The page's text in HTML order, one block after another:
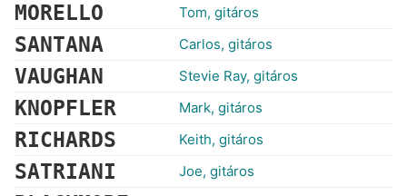
MORELLO Tom, gitáros
SANTANA Carlos, gitáros
VAUGHAN Stevie Ray, gitáros
KNOPFLER Mark, gitáros
RICHARDS Keith, gitáros
SATRIANI Joe, gitáros